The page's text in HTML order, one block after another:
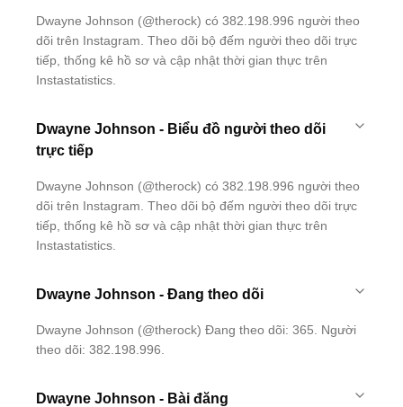
Dwayne Johnson (@therock) có 382.198.996 người theo
dõi trên Instagram. Theo dõi bộ đếm người theo dõi trực
tiếp, thống kê hồ sơ và cập nhật thời gian thực trên
Instastatistics.
Dwayne Johnson - Biểu đồ người theo dõi
trực tiếp
Dwayne Johnson (@therock) có 382.198.996 người theo
dõi trên Instagram. Theo dõi bộ đếm người theo dõi trực
tiếp, thống kê hồ sơ và cập nhật thời gian thực trên
Instastatistics.
Dwayne Johnson - Đang theo dõi
Dwayne Johnson (@therock) Đang theo dõi: 365. Người
theo dõi: 382.198.996.
Dwayne Johnson - Bài đăng